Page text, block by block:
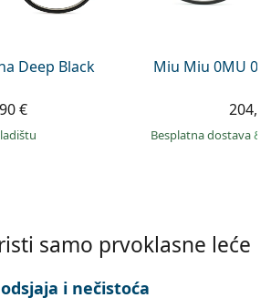
Deep Black
€
Miu Miu 0MU
Besplatna dostava&
samo prvoklasne leće
i nečistoća